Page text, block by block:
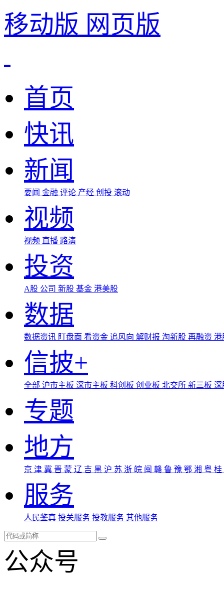
移动版 网页版
首页
快讯
新闻
要闻 金融 评论 产经 创投 滚动
视频
视频 直播 路演
投资
A股 公司 新股 基金 港美股
数据
数据资讯 盯盘面 看资金 追风向 解财报 淘新股 再融资
信披+
全部 沪市主板 深市主板 科创板 创业板 北交所 新三板
专题
地方
京 津 冀 晋 蒙 辽 吉 黑 沪 苏 浙 皖 闽 赣 鲁 豫 鄂 湘 粤 桂
服务
人民鉴真 投关服务 投教服务 其他服务
公众号